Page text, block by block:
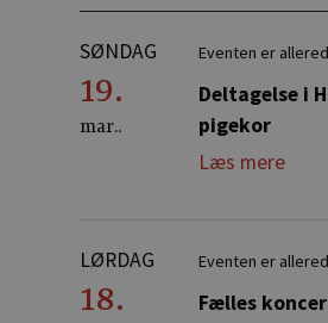
SØNDAG
19.
mar..
Eventen er
Deltagelse i
pigekor
Læs mere
LØRDAG
18.
Eventen er
Fælles